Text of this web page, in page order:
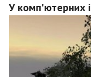
У комп'ютерних